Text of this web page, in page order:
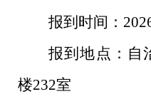
报到时间：
报到地点：自
楼232室